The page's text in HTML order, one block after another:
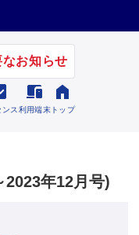
なお知らせ
ンス

利用端末

トップ
年12月号)